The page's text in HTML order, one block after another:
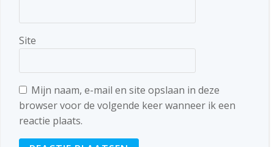
Site
Mijn naam, e-mail en site opslaan in deze
browser voor de volgende keer wanneer ik een
reactie plaats.